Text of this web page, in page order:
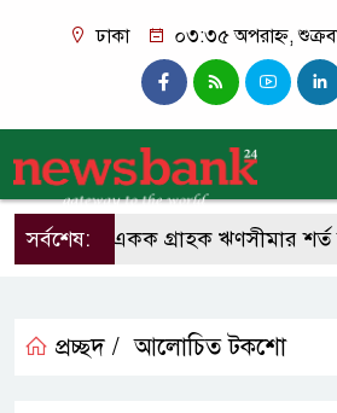
ঢাকা ০৩:৩৫ অপরাহ্ন,
সর্বশেষ:একক গ্রাহক ঋণসীমার শর্ত
প্রচ্ছদ / আলোচিত টকশো